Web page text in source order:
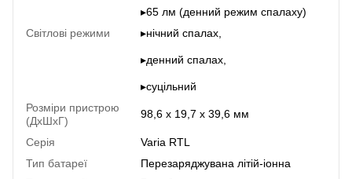
▸65 лм (денний режим спалаху)
Світлові режими
▸нічний спалах,
▸денний спалах,
▸суцільний
Розміри пристрою
(ДхШхГ)
98,6 x 19,7 x 39,6 мм
Серія
Varia RTL
Тип батареї
Перезаряджувана літій-іонна